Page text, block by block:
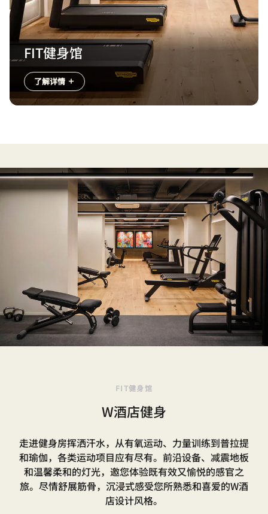
FIT健身馆
了解详情
FIT健身馆
W酒店健身
走进健身房挥洒汗水，从有氧运动、力量训练到普拉提
和瑜伽，各类运动项目应有尽有。前沿设备、减震地板
和温馨柔和的灯光，邀您体验既有效又愉悦的感官之
旅。尽情舒展筋骨，沉浸式感受您所熟悉和喜爱的W酒
店设计风格。